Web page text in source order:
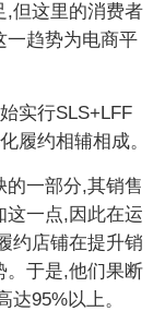
,但这里的消费者
一趋势为电商平
实行SLS+LFF
履约相辅相成。
的一部分,其销售
这一点,因此在运
约店铺在提升销
。于是,他们果断
95%以上。